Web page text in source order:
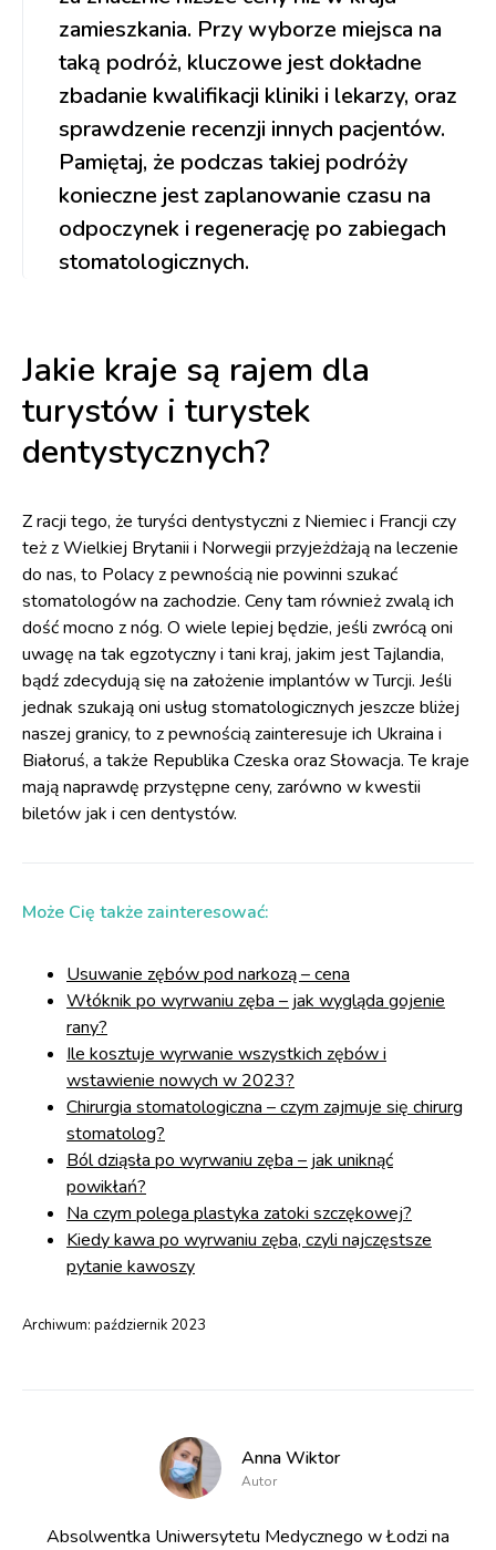
zamieszkania. Przy wyborze miejsca na
taką podróż, kluczowe jest dokładne
zbadanie kwalifikacji kliniki i lekarzy, oraz
sprawdzenie recenzji innych pacjentów.
Pamiętaj, że podczas takiej podróży
konieczne jest zaplanowanie czasu na
odpoczynek i regenerację po zabiegach
stomatologicznych.
Jakie kraje są rajem dla
turystów i turystek
dentystycznych?
Z racji tego, że turyści dentystyczni z Niemiec i Francji czy
też z Wielkiej Brytanii i Norwegii przyjeżdżają na leczenie
do nas, to Polacy z pewnością nie powinni szukać
stomatologów na zachodzie. Ceny tam również zwalą ich
dość mocno z nóg. O wiele lepiej będzie, jeśli zwrócą oni
uwagę na tak egzotyczny i tani kraj, jakim jest Tajlandia,
bądź zdecydują się na założenie implantów w Turcji. Jeśli
jednak szukają oni usług stomatologicznych jeszcze bliżej
naszej granicy, to z pewnością zainteresuje ich Ukraina i
Białoruś, a także Republika Czeska oraz Słowacja. Te kraje
mają naprawdę przystępne ceny, zarówno w kwestii
biletów jak i cen dentystów.
Może Cię także zainteresować:
Usuwanie zębów pod narkozą – cena
Włóknik po wyrwaniu zęba – jak wygląda gojenie
rany?
Ile kosztuje wyrwanie wszystkich zębów i
wstawienie nowych w 2023?
Chirurgia stomatologiczna – czym zajmuje się chirurg
stomatolog?
Ból dziąsła po wyrwaniu zęba – jak uniknąć
powikłań?
Na czym polega plastyka zatoki szczękowej?
Kiedy kawa po wyrwaniu zęba, czyli najczęstsze
pytanie kawoszy
Archiwum: październik 2023
Anna Wiktor
Autor
Absolwentka Uniwersytetu Medycznego w Łodzi na